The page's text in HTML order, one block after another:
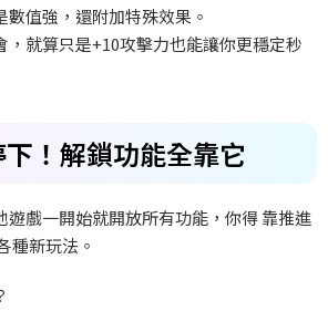
值強，還附加特殊效果。
，就算只是+10攻擊力也能讓你更穩定秒
下！解鎖功能全靠它
遊戲一開始就開放所有功能，你得 靠推進
種新玩法。